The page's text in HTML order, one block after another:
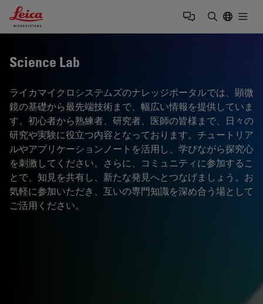
Leica Microsystems Logo
Science Lab
ライカマイクロシステムズのナレッジポータルでは、顕微
鏡の基礎から最先端技術まで、幅広い情報を提供していま
す。初心者から熟練者、研究者、医師の皆様まで、日々の
研究や実験に役立つ内容となっております。チュートリア
ルやアプリケーションノートを活用し、学びながら探究心
を刺激してください。さらに、コミュニティに参加するこ
とで、知見を共有し、新たな発見へとつなげましょう。お
気軽に参加いただき、互いの専門知識を深め合う場として
ご活用ください。